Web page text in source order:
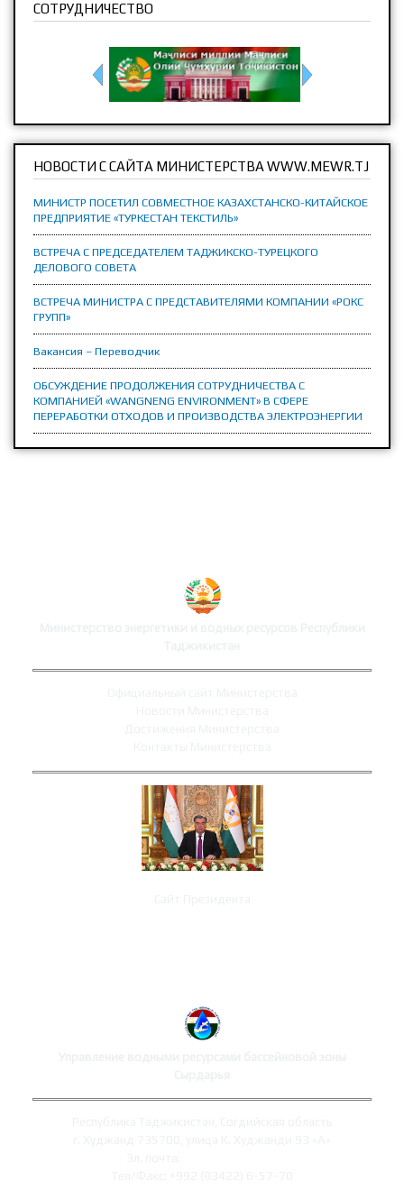
СОТРУДНИЧЕСТВО
НОВОСТИ С САЙТА МИНИСТЕРСТВА WWW.MEWR.TJ
МИНИСТР ПОСЕТИЛ СОВМЕСТНОЕ КАЗАХСТАНСКО-КИТАЙСКОЕ
ПРЕДПРИЯТИЕ «ТУРКЕСТАН ТЕКСТИЛЬ»
ВСТРЕЧА С ПРЕДСЕДАТЕЛЕМ ТАДЖИКСКО-ТУРЕЦКОГО
ДЕЛОВОГО СОВЕТА
ВСТРЕЧА МИНИСТРА С ПРЕДСТАВИТЕЛЯМИ КОМПАНИИ «РОКС
ГРУПП»
Вакансия – Переводчик
ОБСУЖДЕНИЕ ПРОДОЛЖЕНИЯ СОТРУДНИЧЕСТВА С
КОМПАНИЕЙ «WANGNENG ENVIRONMENT» В СФЕРЕ
ПЕРЕРАБОТКИ ОТХОДОВ И ПРОИЗВОДСТВА ЭЛЕКТРОЭНЕРГИИ